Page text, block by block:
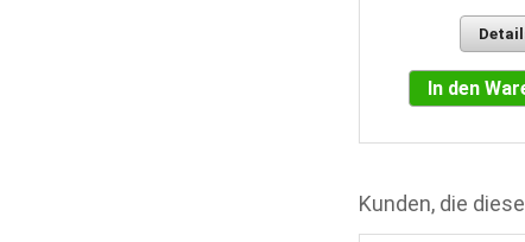
In den
Kunden, die